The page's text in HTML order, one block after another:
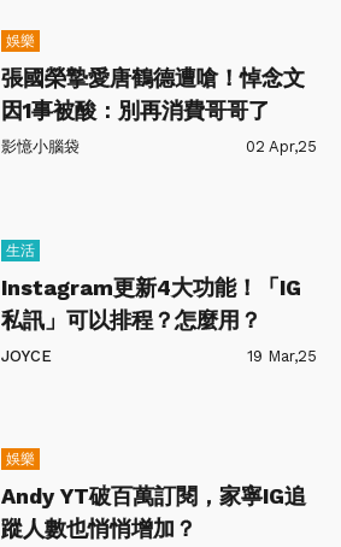
娛樂
張國榮摯愛唐鶴德遭嗆！悼念文
因1事被酸：別再消費哥哥了
影憶小腦袋 02 Apr,25
生活
Instagram更新4大功能！「IG
私訊」可以排程？怎麼用？
JOYCE 19 Mar,25
娛樂
Andy YT破百萬訂閱，家寧IG追
蹤人數也悄悄增加？